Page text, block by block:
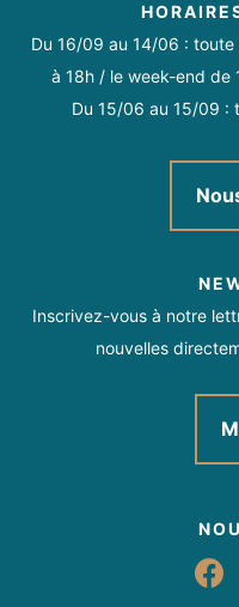
Du 16/09 au 14/06 : toute
à 18h / le week-end de
Du 15/06 au 15/09 :
Inscrivez-vous à notre
nouvelles